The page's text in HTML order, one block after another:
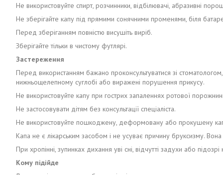
Не використовуйте спирт, розчинники, відбілювачі, абразивні
Не зберігайте капу під прямими сонячними променями, біля
Перед зберіганням повністю висушіть виріб.
Зберігайте тільки в чистому футлярі.
Застереження
Перед використанням бажано проконсультуватися зі
нижньощелепному суглобі або виражені порушення прикусу.
Не використовуйте капу при гострих запаленнях ротової
Не застосовувати дітям без консультації спеціаліста.
Не використовуйте пошкоджену, деформовану або прокушену
Капа не є лікарським засобом і не усуває причину бруксизму.
При хропінні, зупинках дихання уві сні, відчутті задухи або
Кому підійде